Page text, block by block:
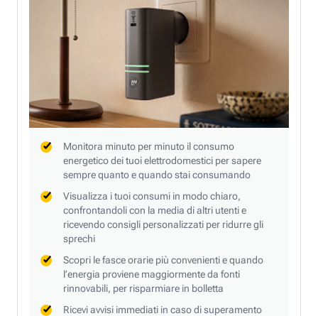
Monitora minuto per minuto il consumo
energetico dei tuoi elettrodomestici per sapere
sempre quanto e quando stai consumando
Visualizza i tuoi consumi in modo chiaro,
confrontandoli con la media di altri utenti e
ricevendo consigli personalizzati per ridurre gli
sprechi
Scopri le fasce orarie più convenienti e quando
l’energia proviene maggiormente da fonti
rinnovabili, per risparmiare in bolletta
Ricevi avvisi immediati in caso di superamento